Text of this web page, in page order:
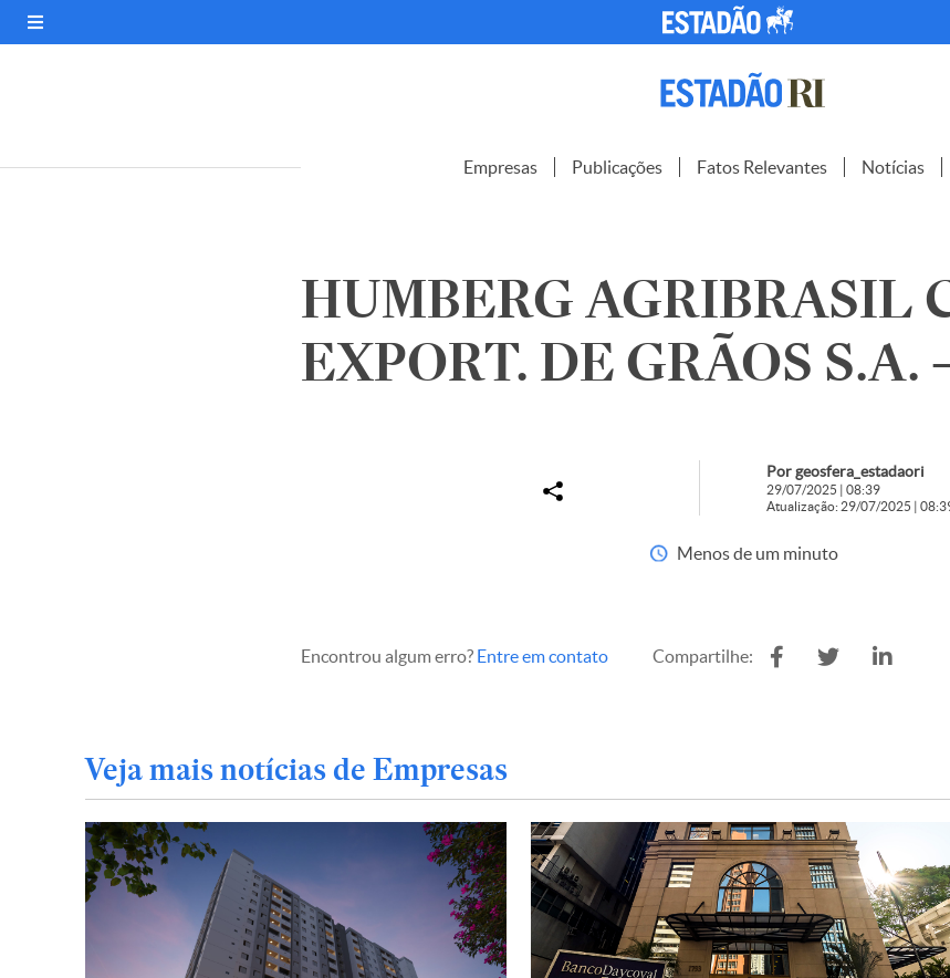
Empresas Publicações Fatos Relevantes Notícias
HUMBERG AGRIBRASIL
EXPORT. DE GRÃOS S.A.
Por geosfera_estadaori
29/07/2025 | 08:39
Atualização: 29/07/2025 |
Menos de um minuto
Encontrou algum erro? Entre em contato Compartilhe:
Veja mais notícias de Empresas